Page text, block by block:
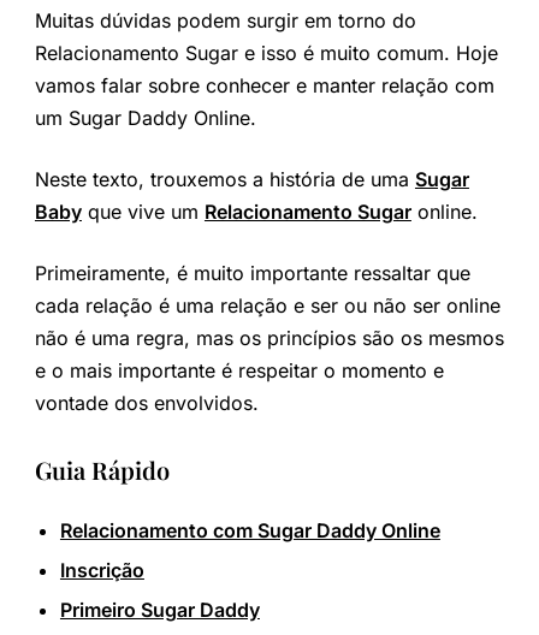
Muitas dúvidas podem surgir em torno do
Relacionamento Sugar e isso é muito comum. Hoje
vamos falar sobre conhecer e manter relação com
um Sugar Daddy Online.
Neste texto, trouxemos a história de uma Sugar
Babyque vive um Relacionamento Sugaronline.
Primeiramente, é muito importante ressaltar que
cada relação é uma relação e ser ou não ser online
não é uma regra, mas os princípios são os mesmos
e o mais importante é respeitar o momento e
vontade dos envolvidos.
Guia Rápido
Relacionamento com Sugar Daddy Online
Inscrição
Primeiro Sugar Daddy